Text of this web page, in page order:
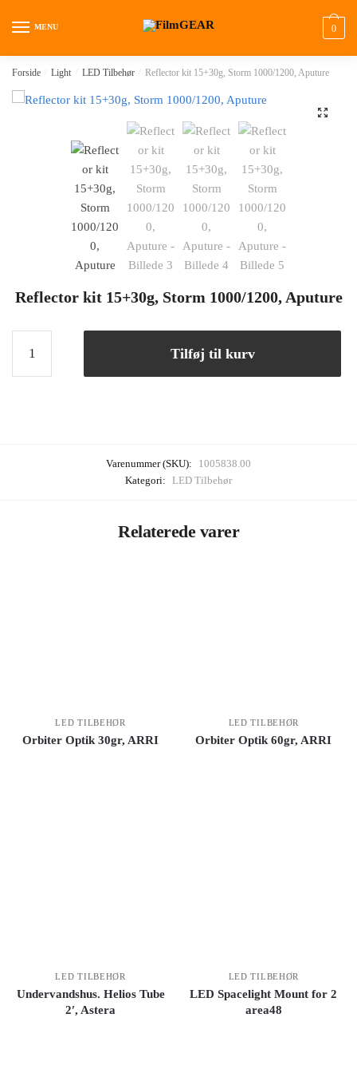
MENU 0
Forside Light LED Tilbehør Reflector kit 15+30g, Storm 1000/1200, Aputure
🔍
Reflector kit 15+30g, Storm 1000/1200, Aputure
Tilføj til kurv
Varenummer (SKU):
1005838.00
Kategori: LED Tilbehør
Relaterede varer
LED TILBEHØR
Orbiter Optik 30gr, ARRI
LED TILBEHØR
Orbiter Optik 60gr, ARRI
LED TILBEHØR
Undervandshus. Helios Tube
2′, Astera
LED TILBEHØR
LED Spacelight Mount for 2
area48